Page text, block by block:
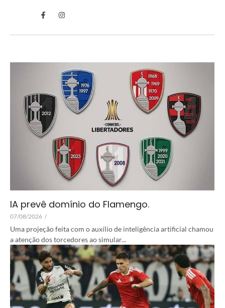
IA prevê domínio do Flamengo.
07/08/2026 /
Uma projeção feita com o auxílio de inteligência artificial chamou
a atenção dos torcedores ao simular...